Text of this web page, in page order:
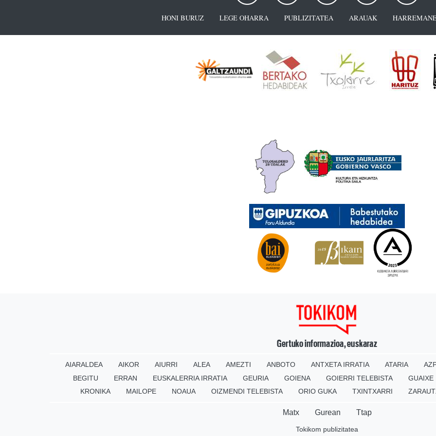
HONI BURUZ LEGE OHARRA PUBLIZITATEA ARAUAK
Gertuko informazioa, euskaraz
AIARALDEA AIKOR AIURRI ALEA AMEZTI ANBOTO ANTXETA IRRATIA ATARIA
BEGITU
ERRAN EUSKALERRIA IRRATIA GEURIA GOIENA GOIERRI TELEBISTA
GUAIXE
KRONIKA
MAILOPE NOAUA OIZMENDI TELEBISTA ORIO GUKA TXINTXARRI
Matx Gurean Ttap
Tokikom publizitatea